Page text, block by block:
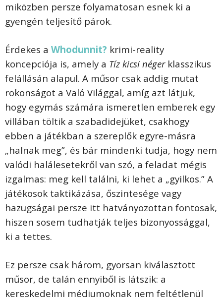
miközben persze folyamatosan esnek ki a
gyengén teljesítő párok.
Érdekes a Whodunnit? krimi-reality
koncepciója is, amely a Tíz kicsi néger klasszikus
felállásán alapul. A műsor csak addig mutat
rokonságot a Való Világgal, amíg azt látjuk,
hogy egymás számára ismeretlen emberek egy
villában töltik a szabadidejüket, csakhogy
ebben a játékban a szereplők egyre-másra
„halnak meg”, és bár mindenki tudja, hogy nem
valódi halálesetekről van szó, a feladat mégis
izgalmas: meg kell találni, ki lehet a „gyilkos.” A
játékosok taktikázása, őszintesége vagy
hazugságai persze itt hatványozottan fontosak,
hiszen sosem tudhatják teljes bizonyossággal,
ki a tettes.
Ez persze csak három, gyorsan kiválasztott
műsor, de talán ennyiből is látszik: a
kereskedelmi médiumoknak nem feltétlenül